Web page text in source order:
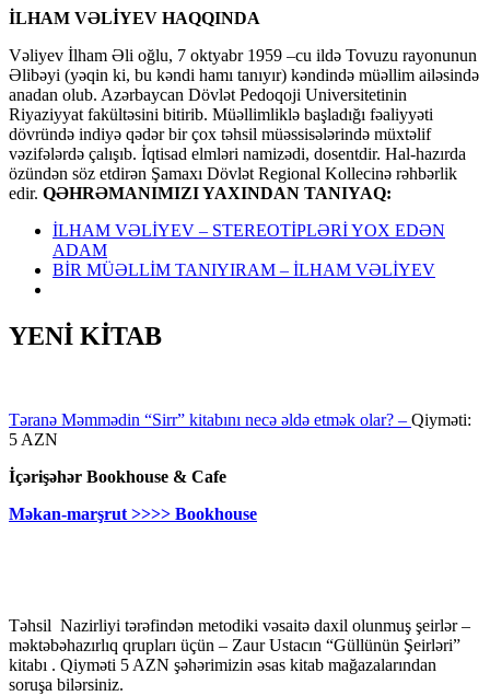
İLHAM VƏLİYEV HAQQINDA
Vəliyev İlham Əli oğlu, 7 oktyabr 1959 –cu ildə Tovuzu rayonunun
Əlibəyi (yəqin ki, bu kəndi hamı tanıyır) kəndində müəllim ailəsində
anadan olub. Azərbaycan Dövlət Pedoqoji Universitetinin
Riyaziyyat fakültəsini bitirib. Müəllimliklə başladığı fəaliyyəti
dövründə indiyə qədər bir çox təhsil müəssisələrində müxtəlif
vəzifələrdə çalışıb. İqtisad elmləri namizədi, dosentdir. Hal-hazırda
özündən söz etdirən Şamaxı Dövlət Regional Kollecinə rəhbərlik
edir. QƏHRƏMANIMIZI YAXINDAN TANIYAQ:
İLHAM VƏLİYEV – STEREOTİPLƏRİ YOX EDƏN
ADAM
BİR MÜƏLLİM TANIYIRAM – İLHAM VƏLİYEV
YENİ KİTAB
Təranə Məmmədin “Sirr” kitabını necə əldə etmək olar? – Qiyməti:
5 AZN
İçərişəhər Bookhouse & Cafe
Məkan-marşrut >>>> Bookhouse
Təhsil Nazirliyi tərəfindən metodiki vəsaitə daxil olunmuş şeirlər –
məktəbəhazırlıq qrupları üçün – Zaur Ustacın “Güllünün Şeirləri”
kitabı . Qiyməti 5 AZN şəhərimizin əsas kitab mağazalarından
soruşa bilərsiniz.